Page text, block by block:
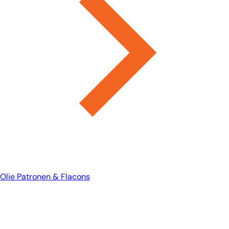
Olie Patronen & Flacons